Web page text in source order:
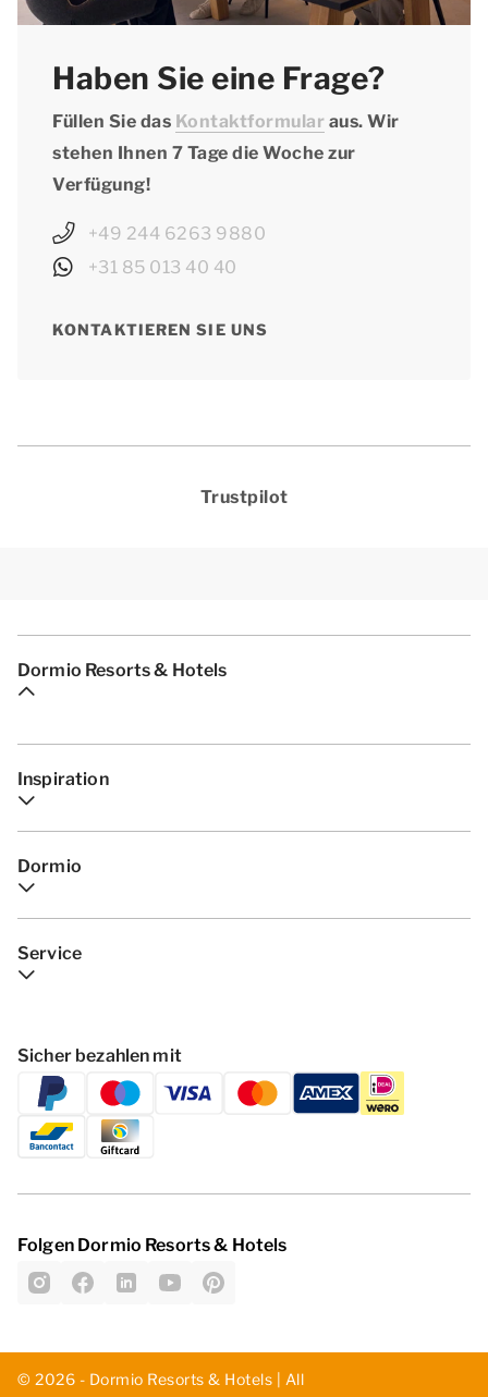
Haben Sie eine Frage?
Füllen Sie das Kontaktformular aus. Wir
stehen Ihnen 7 Tage die Woche zur
Verfügung!
+49 244 6263 9880
+31 85 013 40 40
KONTAKTIEREN SIE UNS
Trustpilot
Dormio Resorts & Hotels
Inspiration
Dormio
Service
Sicher bezahlen mit
Folgen Dormio Resorts & Hotels
© 2026 - Dormio Resorts & Hotels | All